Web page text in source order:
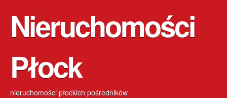
Nieruchomości
Płock
nieruchomości płockich pośredników